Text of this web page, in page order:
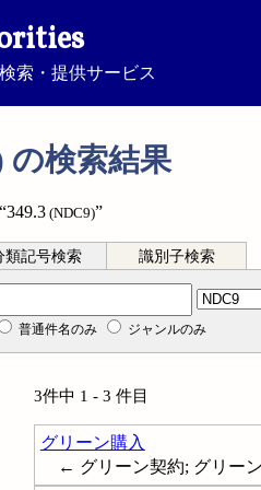
索・提供サービス
の検索結果
(NDC9)”
類記号検索 識別子検索
普通件名のみ ジャンルのみ
3件中 1 - 3 件目
グリーン購入
← グリーン契約; グリー